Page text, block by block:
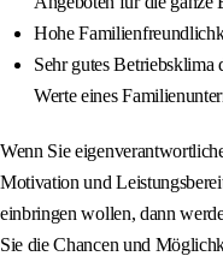
Hohe
Sehr gutes
Werte eines
Wenn Sie
Motivation und
einbringen wollen, dann
Sie die Chancen und